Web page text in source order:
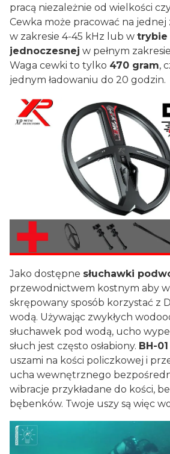
pracą niezależnie od wielkości
Cewka może pracować na jednej
w zakresie 4-45 kHz lub w trybie
jednoczesnej w pełnym
Waga cewki to tylko 470 gram,
jednym ładowaniu do 20 godzin.
Jako dostępne słuchawki
przewodnictwem kostnym aby w
skrępowany sposób korzystać z
wodą. Używając zwykłych
słuchawek pod wodą, ucho
słuch jest często osłabiony. BH-01
uszami na kości policzkowej i
ucha wewnętrznego
wibracje przykładane do kości,
bębenków. Twoje uszy są więc